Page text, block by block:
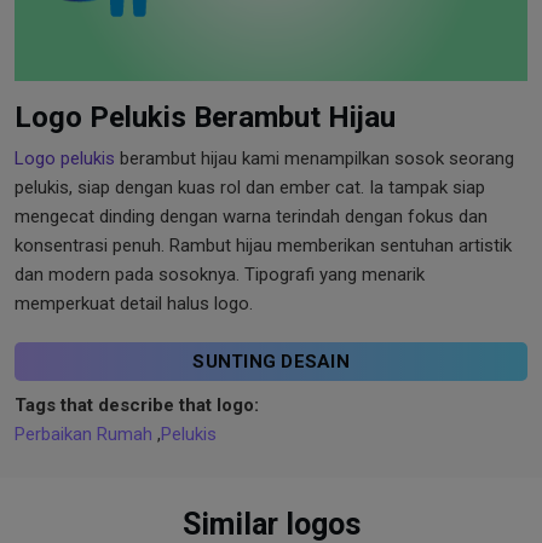
Logo Pelukis Berambut Hijau
Logo pelukis berambut hijau kami menampilkan sosok seorang
pelukis, siap dengan kuas rol dan ember cat. Ia tampak siap
mengecat dinding dengan warna terindah dengan fokus dan
konsentrasi penuh. Rambut hijau memberikan sentuhan artistik
dan modern pada sosoknya. Tipografi yang menarik
memperkuat detail halus logo.
SUNTING DESAIN
Tags that describe that logo:
Perbaikan Rumah ,Pelukis
Similar logos